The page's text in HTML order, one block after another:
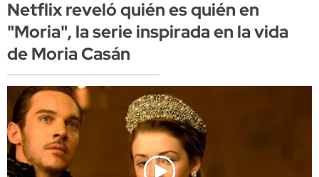
Netflix reveló quién es quién en
"Moria", la serie inspirada en la vida
de Moria Casán